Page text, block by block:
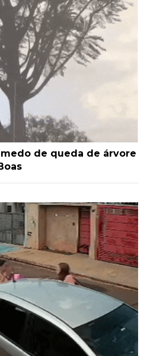
de queda de árvore